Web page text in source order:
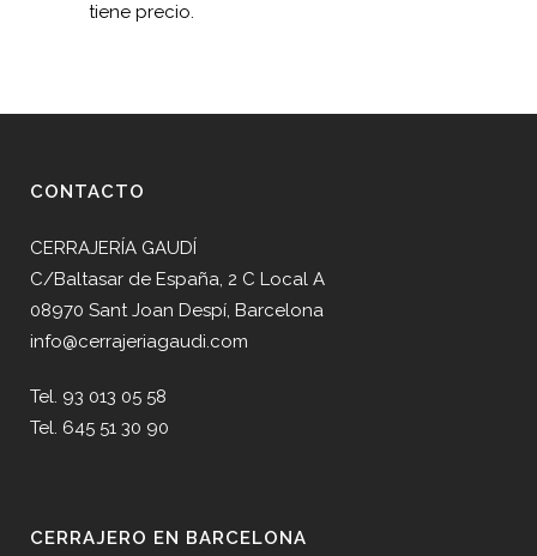
tiene precio.
CONTACTO
CERRAJERÍA GAUDÍ
C/Baltasar de España, 2 C Local A
08970 Sant Joan Despí, Barcelona
info@cerrajeriagaudi.com
Tel. 93 013 05 58
Tel. 645 51 30 90
CERRAJERO EN BARCELONA